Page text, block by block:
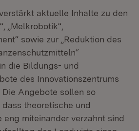
aktuelle Inhalte zu den
„Melkrobotik“,
sowie zur „Reduktion des
die Bildungs- und
des Innovationszentrums
Angebote sollen so
theoretische und
eng miteinander verzahnt sind